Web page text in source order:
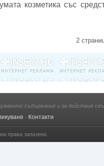
козметика със
2
съдържание и за действия
· Контакти
права запазени.